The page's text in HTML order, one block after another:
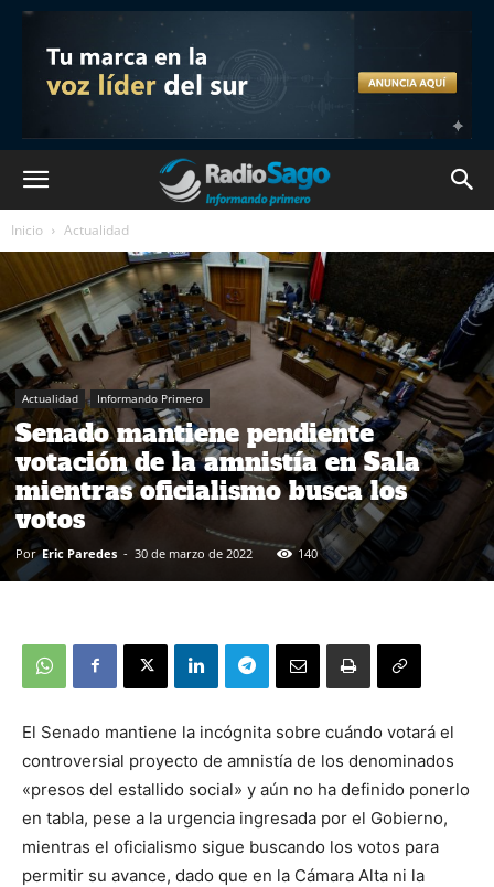
Inicio Actualidad
Actualidad Informando Primero
Senado mantiene pendiente
votación de la amnistía en Sala
mientras oficialismo busca los
votos
Por Eric Paredes - 30 de marzo de 2022 140
El Senado mantiene la incógnita sobre cuándo votará el
controversial proyecto de amnistía de los denominados
«presos del estallido social» y aún no ha definido ponerlo
en tabla, pese a la urgencia ingresada por el Gobierno,
mientras el oficialismo sigue buscando los votos para
permitir su avance, dado que en la Cámara Alta ni la